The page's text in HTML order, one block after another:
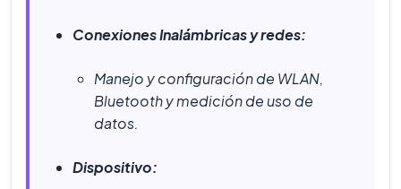
Conexiones Inalámbricas y redes:
Manejo y configuración de WLAN,
Bluetooth y medición de uso de
datos.
Dispositivo: